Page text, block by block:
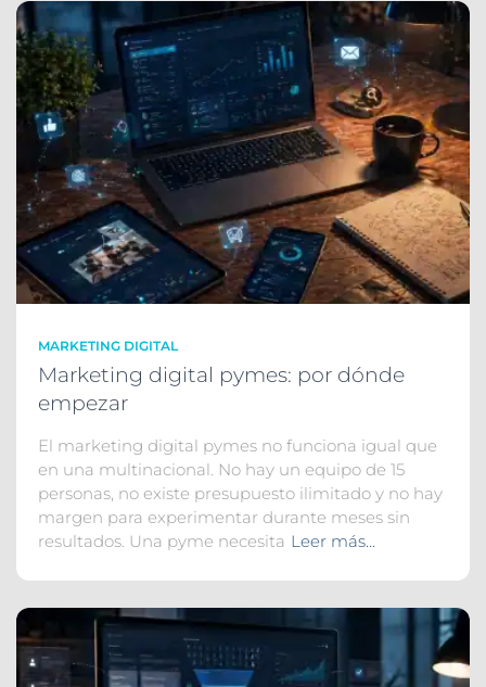
MARKETING DIGITAL
Marketing digital pymes: por dónde
empezar
El marketing digital pymes no funciona igual que
en una multinacional. No hay un equipo de 15
personas, no existe presupuesto ilimitado y no hay
margen para experimentar durante meses sin
resultados. Una pyme necesita Leer más…